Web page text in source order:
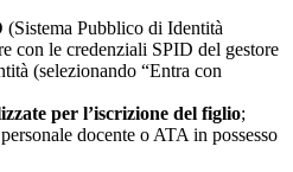
(Sistema Pubblico di Identità
con le credenziali SPID del gestore
(selezionando “Entra con
per l’iscrizione del figlio;
docente o ATA in possesso